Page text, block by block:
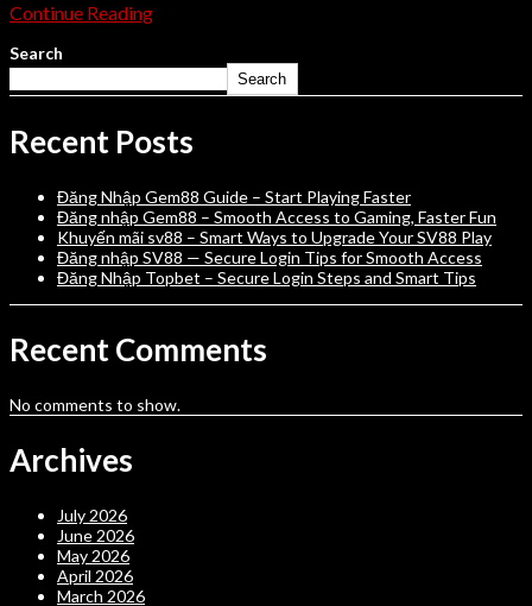
Continue Reading
Search
Search
Recent Posts
Đăng Nhập Gem88 Guide – Start Playing Faster
Đăng nhập Gem88 – Smooth Access to Gaming, Faster Fun
Khuyến mãi sv88 – Smart Ways to Upgrade Your SV88 Play
Đăng nhập SV88 — Secure Login Tips for Smooth Access
Đăng Nhập Topbet – Secure Login Steps and Smart Tips
Recent Comments
No comments to show.
Archives
July 2026
June 2026
May 2026
April 2026
March 2026